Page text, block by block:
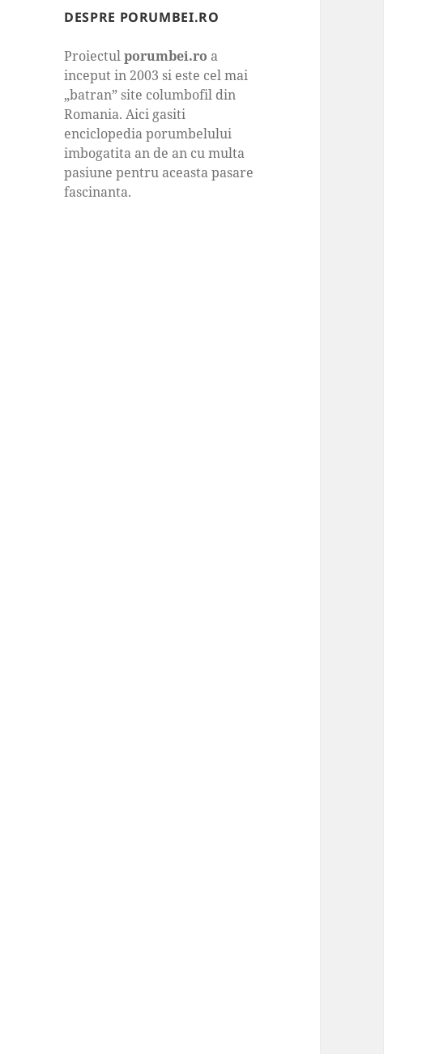
DESPRE PORUMBEI.RO
Proiectulporumbei.ro a
inceput in 2003 si este cel mai
„batran” site columbofil din
Romania. Aici gasiti
enciclopedia porumbelului
imbogatita an de an cu multa
pasiune pentru aceasta pasare
fascinanta.